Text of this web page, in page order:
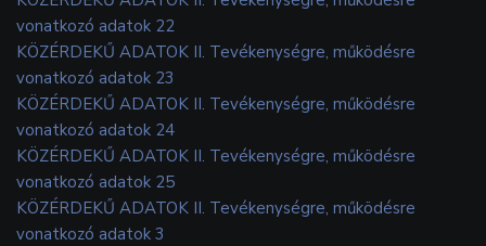
vonatkozó adatok 22
KÖZÉRDEKŰ ADATOK II. Tevékenységre, működésre
vonatkozó adatok 23
KÖZÉRDEKŰ ADATOK II. Tevékenységre, működésre
vonatkozó adatok 24
KÖZÉRDEKŰ ADATOK II. Tevékenységre, működésre
vonatkozó adatok 25
KÖZÉRDEKŰ ADATOK II. Tevékenységre, működésre
vonatkozó adatok 3